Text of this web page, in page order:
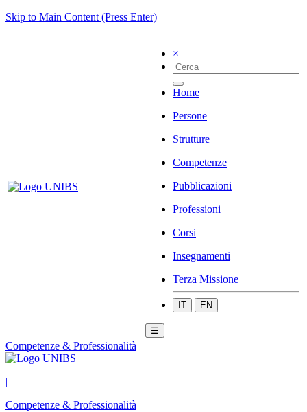
Skip to Main Content (Press Enter)
×
Home
Persone
Strutture
Competenze
Pubblicazioni
Professioni
Corsi
Insegnamenti
Terza Missione
IT EN
☰
Competenze & Professionalità
|
Competenze & Professionalità